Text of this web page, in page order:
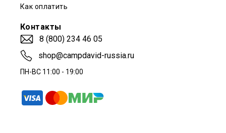
Как оплатить
Контакты
8 (800) 234 46 05
shop@campdavid-russia.ru
ПН-ВС 11:00 - 19:00